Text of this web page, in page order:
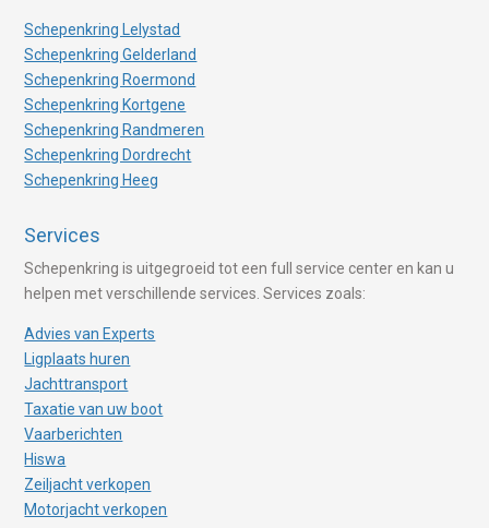
Schepenkring Lelystad
Schepenkring Gelderland
Schepenkring Roermond
Schepenkring Kortgene
Schepenkring Randmeren
Schepenkring Dordrecht
Schepenkring Heeg
Services
Schepenkring is uitgegroeid tot een full service center en kan u
helpen met verschillende services. Services zoals:
Advies van Experts
Ligplaats huren
Jachttransport
Taxatie van uw boot
Vaarberichten
Hiswa
Zeiljacht verkopen
Motorjacht verkopen